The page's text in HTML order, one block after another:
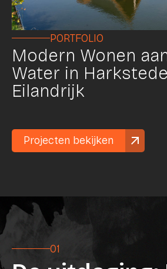
PORTFOLIO
Modern Wonen
Water in
Eilandrijk
Projecten bekijken
01